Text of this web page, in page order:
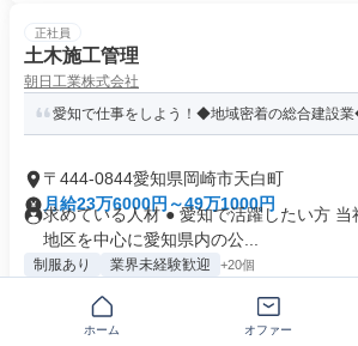
正社員
土木施工管理
朝日工業株式会社
愛知で仕事をしよう！◆地域密着の総合建設
〒444-0844愛知県岡崎市天白町
月給23万6000円～49万1000円
求めている人材 ● 愛知で活躍したい方
地区を中心に愛知県内の公...
制服あり 業界未経験歓迎 +20個
ホーム オファー